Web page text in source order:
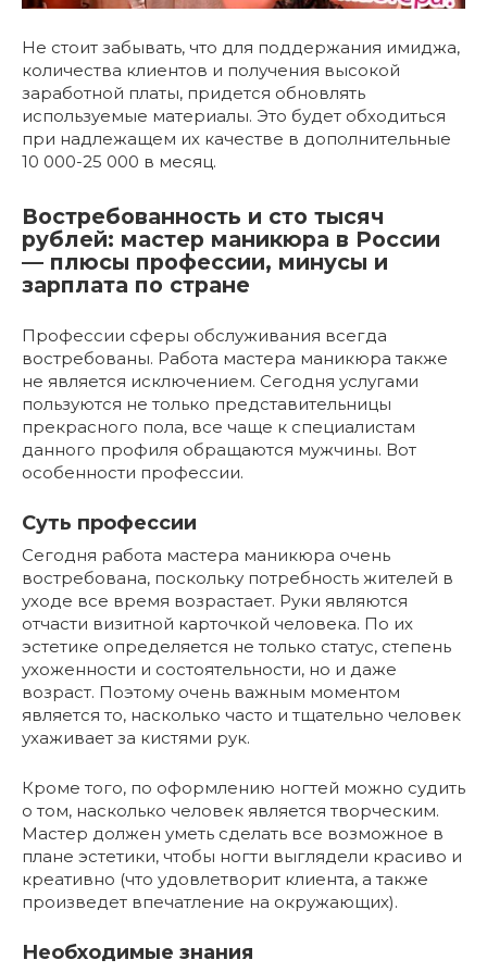
Не стоит забывать, что для поддержания имиджа,
количества клиентов и получения высокой
заработной платы, придется обновлять
используемые материалы. Это будет обходиться
при надлежащем их качестве в дополнительные
10 000-25 000 в месяц.
Востребованность и сто тысяч
рублей: мастер маникюра в России
— плюсы профессии, минусы и
зарплата по стране
Профессии сферы обслуживания всегда
востребованы. Работа мастера маникюра также
не является исключением. Сегодня услугами
пользуются не только представительницы
прекрасного пола, все чаще к специалистам
данного профиля обращаются мужчины. Вот
особенности профессии.
Суть профессии
Сегодня работа мастера маникюра очень
востребована, поскольку потребность жителей в
уходе все время возрастает. Руки являются
отчасти визитной карточкой человека. По их
эстетике определяется не только статус, степень
ухоженности и состоятельности, но и даже
возраст. Поэтому очень важным моментом
является то, насколько часто и тщательно человек
ухаживает за кистями рук.
Кроме того, по оформлению ногтей можно судить
о том, насколько человек является творческим.
Мастер должен уметь сделать все возможное в
плане эстетики, чтобы ногти выглядели красиво и
креативно (что удовлетворит клиента, а также
произведет впечатление на окружающих).
Необходимые знания